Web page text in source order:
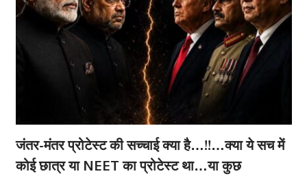
जंतर-मंतर प्रोटेस्ट की सच्चाई क्या है…!!…क्या ये सच में
कोई छात्र या NEET का प्रोटेस्ट था…या कुछ